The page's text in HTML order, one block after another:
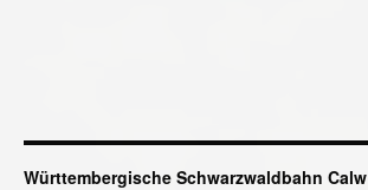
Württembergische Schwarzwaldbahn Calw